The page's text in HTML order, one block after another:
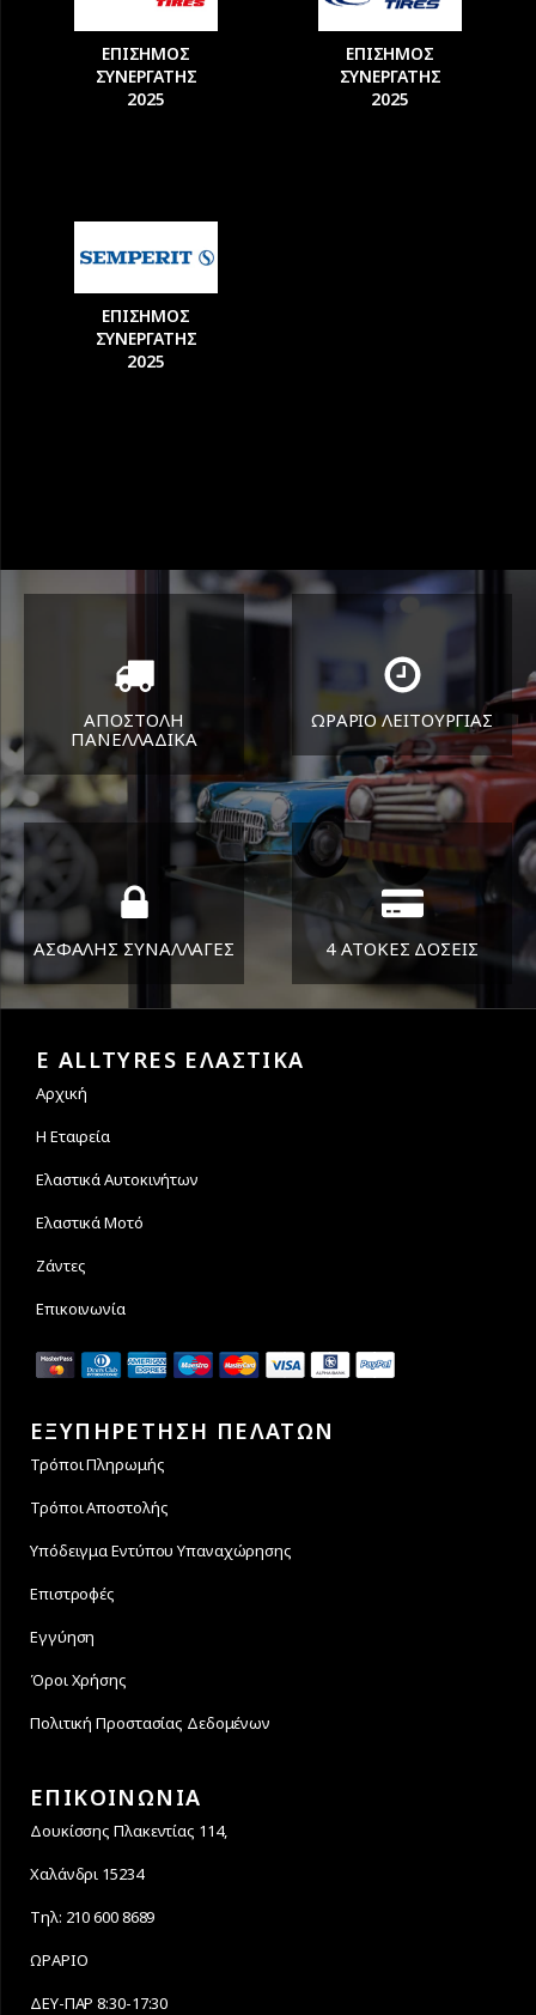
ΕΠΙΣΗΜΟΣ
ΣΥΝΕΡΓΑΤΗΣ
2025
ΕΠΙΣΗΜΟΣ
ΣΥΝΕΡΓΑΤΗΣ
2025
ΕΠΙΣΗΜΟΣ
ΣΥΝΕΡΓΑΤΗΣ
2025
ΑΠΟΣΤΟΛΗ
ΠΑΝΕΛΛΑΔΙΚA
Όπου και αν είστε θα σας
στείλουμε τα ελαστικά σας
ΩΡΑΡΙΟ ΛΕΙΤΟΥΡΓΙΑΣ
ΔΕΥ-ΠΑΡ 8:30-17:30
ΣΑΒ 8:30-13:30
ΑΣΦΑΛΗΣ ΣΥΝΑΛΛΑΓΕΣ 4 ΑΤΟΚΕΣ ΔΟΣΕΙΣ
E ALLTYRES ΕΛΑΣΤΙΚΑ
Αρχική
Η Εταιρεία
Ελαστικά Αυτοκινήτων
Ελαστικά Μοτό
Ζάντες
Επικοινωνία
ΕΞΥΠΗΡΕΤΗΣΗ ΠΕΛΑΤΩΝ
Τρόποι Πληρωμής
Τρόποι Αποστολής
Υπόδειγμα Εντύπου Υπαναχώρησης
Επιστροφές
Εγγύηση
Όροι Χρήσης
Πολιτική Προστασίας Δεδομένων
ΕΠΙΚΟΙΝΩΝΙΑ
Δουκίσσης Πλακεντίας 114,
Χαλάνδρι 15234
Τηλ: 210 600 8689
ΩΡΑΡΙΟ
ΔΕΥ-ΠΑΡ 8:30-17:30